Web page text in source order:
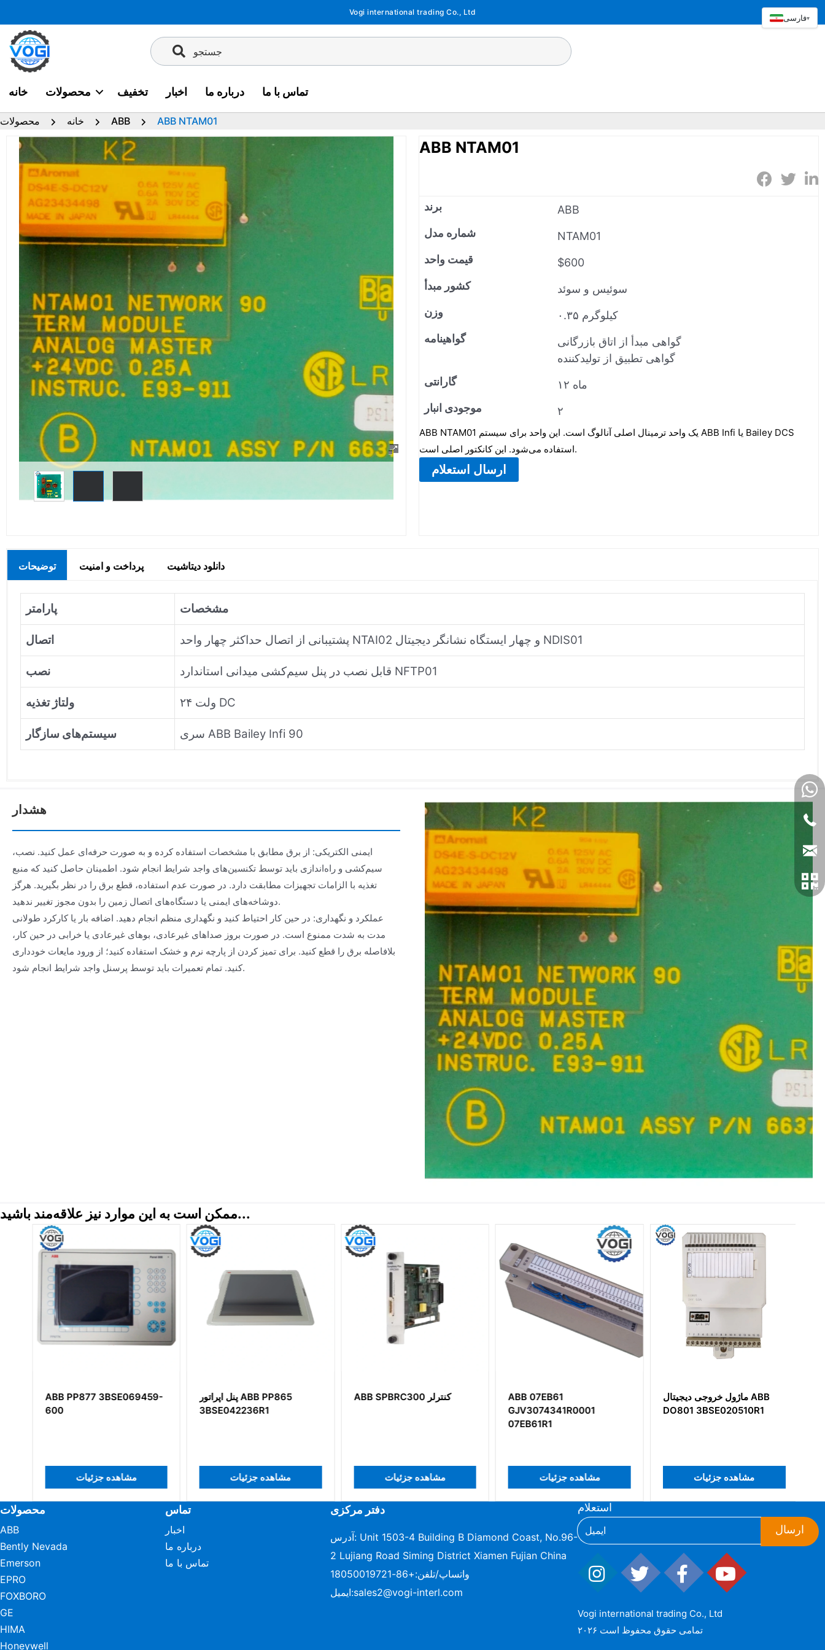
به
محتوا
Vogi international trading Co., Ltd
جستجو
خانه محصولات تخفیف اخبار درباره ما تماس با ما
خانه محصولات ABB ABB NTAM01
ABB NTAM01
برند
ABB
شماره مدل
NTAM01
قیمت واحد
$600
کشور مبدأ
سوئیس و سوئد
وزن
۰.۳۵ کیلوگرم
گواهینامه
گواهی مبدأ از اتاق بازرگانی
گواهی تطبیق از تولیدکننده
گارانتی
۱۲ ماه
موجودی انبار
۲
ABB NTAM01 یک واحد ترمینال اصلی آنالوگ است. این واحد برای سیستم ABB Infi یا Bailey DCS
استفاده می‌شود. این کانکتور اصلی است.
ارسال استعلام
توضیحات پرداخت و امنیت دانلود دیتاشیت
پارامتر مشخصات
اتصال پشتیبانی از اتصال حداکثر چهار واحد NTAI02 و چهار ایستگاه نشانگر دیجیتال NDIS01
نصب قابل نصب در پنل سیم‌کشی میدانی استاندارد NFTP01
ولتاژ تغذیه ۲۴ ولت DC
سیستم‌های سازگار سری ABB Bailey Infi 90
هشدار
ایمنی الکتریکی: از برق مطابق با مشخصات استفاده کرده و به صورت حرفه‌ای عمل کنید. نصب،
سیم‌کشی و راه‌اندازی باید توسط تکنسین‌های واجد شرایط انجام شود. اطمینان حاصل کنید که منبع
تغذیه با الزامات تجهیزات مطابقت دارد. در صورت عدم استفاده، قطع برق را در نظر بگیرید. هرگز
دوشاخه‌های ایمنی یا دستگاه‌های اتصال زمین را بدون مجوز تغییر ندهید.
عملکرد و نگهداری: در حین کار احتیاط کنید و نگهداری منظم انجام دهید. اضافه بار یا کارکرد طولانی
مدت به شدت ممنوع است. در صورت بروز صداهای غیرعادی، بوهای غیرعادی یا خرابی در حین کار،
بلافاصله برق را قطع کنید. برای تمیز کردن از پارچه نرم و خشک استفاده کنید؛ از ورود مایعات خودداری
کنید. تمام تعمیرات باید توسط پرسنل واجد شرایط انجام شود.
ممکن است به این موارد نیز علاقه‌مند باشید...
ABB PP877 3BSE069459-
600
مشاهده جزئیات
پنل اپراتور ABB PP865
3BSE042236R1
مشاهده جزئیات
ABB SPBRC300 کنترلر
مشاهده جزئیات
ABB 07EB61
GJV3074341R0001
07EB61R1
مشاهده جزئیات
ماژول خروجی دیجیتال ABB
DO801 3BSE020510R1
مشاهده جزئیات
محصولات
ABB
Bently Nevada
Emerson
EPRO
FOXBORO
GE
HIMA
Honeywell
تماس
اخبار
درباره ما
تماس با ما
دفتر مرکزی
آدرس: Unit 1503-4 Building B Diamond Coast, No.96-
2 Lujiang Road Siming District Xiamen Fujian China
واتساپ/تلفن:+86-18050019721
ایمیل:sales2@vogi-interl.com
استعلام
ارسال
Vogi international trading Co., Ltd
۲۰۲۶ تمامی حقوق محفوظ است
فارسی▾